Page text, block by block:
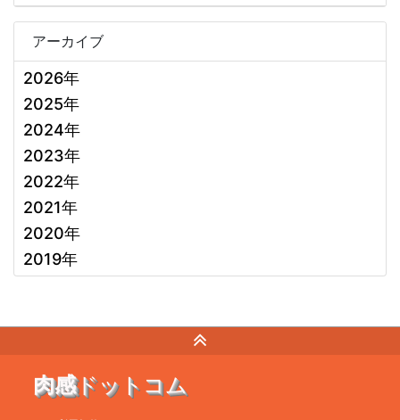
アーカイブ
2026年
2025年
2024年
2023年
2022年
2021年
2020年
2019年
肉感ドットコム